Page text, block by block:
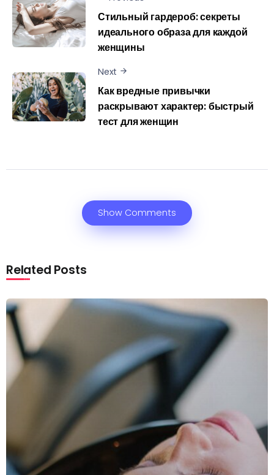
Стильный гардероб: секреты
идеального образа для каждой
женщины
Next
Как вредные привычки
раскрывают характер: быстрый
тест для женщин
Show Comments
Related Posts